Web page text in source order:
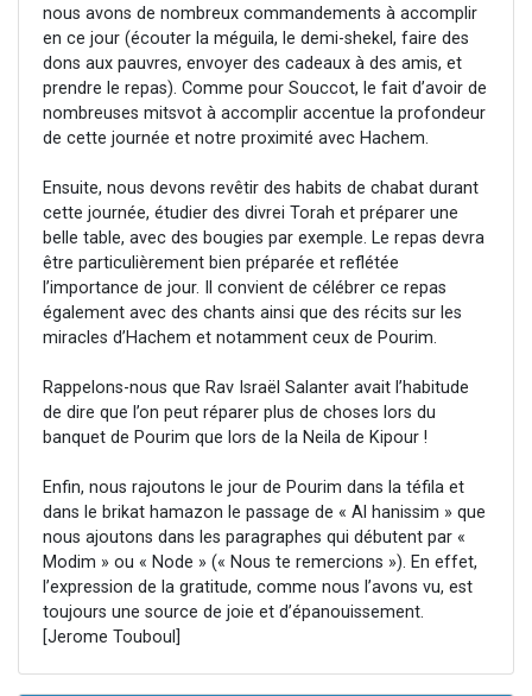
nous avons de nombreux commandements à accomplir
en ce jour (écouter la méguila, le demi-shekel, faire des
dons aux pauvres, envoyer des cadeaux à des amis, et
prendre le repas). Comme pour Souccot, le fait d’avoir de
nombreuses mitsvot à accomplir accentue la profondeur
de cette journée et notre proximité avec Hachem.
Ensuite, nous devons revêtir des habits de chabat durant
cette journée, étudier des divrei Torah et préparer une
belle table, avec des bougies par exemple. Le repas devra
être particulièrement bien préparée et reflétée
l’importance de jour. Il convient de célébrer ce repas
également avec des chants ainsi que des récits sur les
miracles d’Hachem et notamment ceux de Pourim.
Rappelons-nous que Rav Israël Salanter avait l’habitude
de dire que l’on peut réparer plus de choses lors du
banquet de Pourim que lors de la Neila de Kipour !
Enfin, nous rajoutons le jour de Pourim dans la téfila et
dans le brikat hamazon le passage de « Al hanissim » que
nous ajoutons dans les paragraphes qui débutent par «
Modim » ou « Node » (« Nous te remercions »). En effet,
l’expression de la gratitude, comme nous l’avons vu, est
toujours une source de joie et d’épanouissement.
[Jerome Touboul]